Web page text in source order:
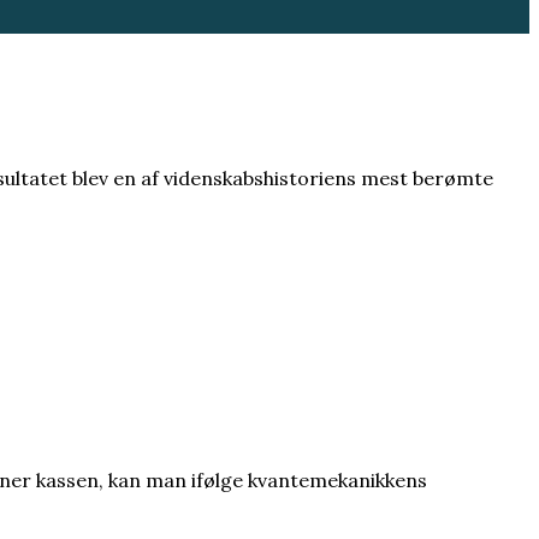
blev en af videnskabshistoriens mest berømte
kassen, kan man ifølge kvantemekanikkens